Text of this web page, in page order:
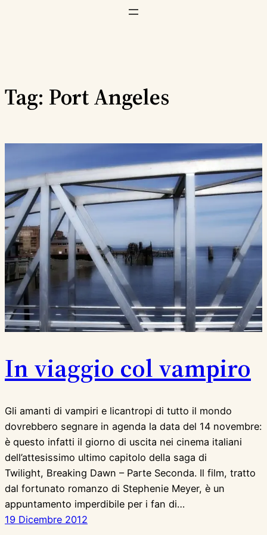
Tag: Port Angeles
In viaggio col vampiro
Gli amanti di vampiri e licantropi di tutto il mondo
dovrebbero segnare in agenda la data del 14 novembre:
è questo infatti il giorno di uscita nei cinema italiani
dell’attesissimo ultimo capitolo della saga di
Twilight, Breaking Dawn – Parte Seconda. Il film, tratto
dal fortunato romanzo di Stephenie Meyer, è un
appuntamento imperdibile per i fan di…
19 Dicembre 2012